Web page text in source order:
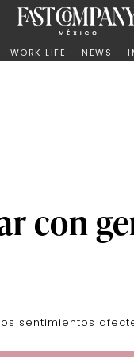
WORK LIFE NEWS
con
sentimientos